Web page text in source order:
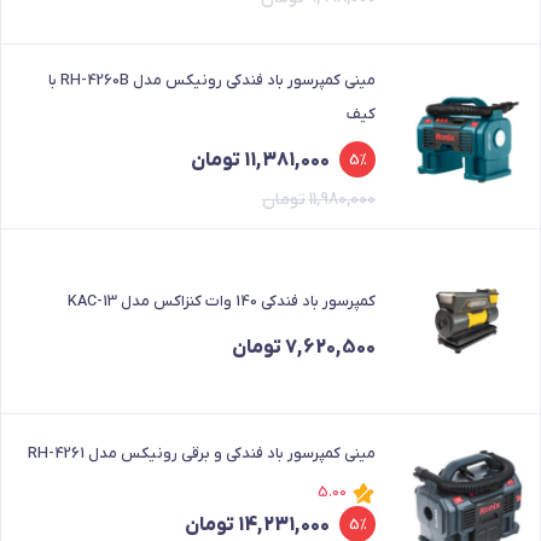
مینی کمپرسور باد فندکی رونیکس مدل RH-4260B با
کیف
11,980,000تومان
قیمت
اصلی
11,980,000 تومان
11,381,000 تومان
قیمت
فعلی
11,381,000 تومان
5%
کمپرسور باد فندکی 140 وات کنزاکس مدل KAC-13
7,620,500تومان
مینی کمپرسور باد فندکی و برقی رونیکس مدل RH-4261
5.00
قیمت 14,231,000 تومان
قیمت
5%